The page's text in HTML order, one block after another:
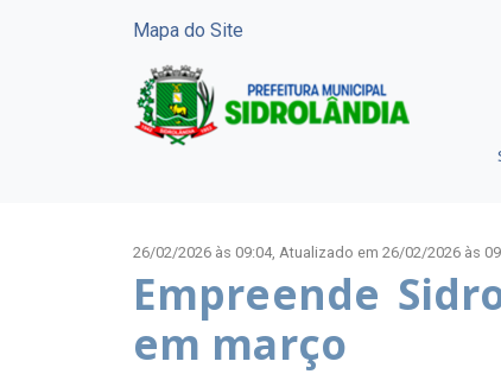
Mapa do Site
26/02/2026 às 09:04, Atualizado em 26/02/2026 às
Empreende
em março